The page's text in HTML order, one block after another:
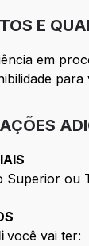
E
em
Superior ou
você vai ter: